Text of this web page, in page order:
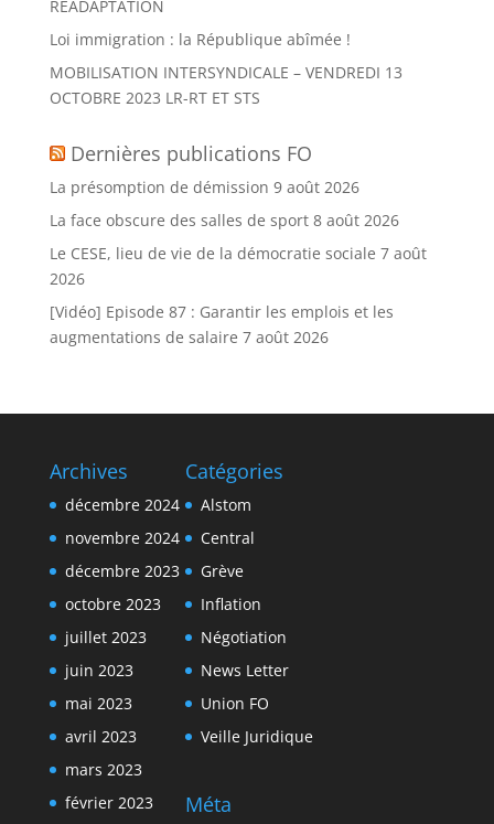
READAPTATION
Loi immigration : la République abîmée !
MOBILISATION INTERSYNDICALE – VENDREDI 13
OCTOBRE 2023 LR-RT ET STS
Dernières publications FO
La présomption de démission 9 août 2026
La face obscure des salles de sport 8 août 2026
Le CESE, lieu de vie de la démocratie sociale 7 août
2026
[Vidéo] Episode 87 : Garantir les emplois et les
augmentations de salaire 7 août 2026
Archives
décembre 2024
novembre 2024
décembre 2023
octobre 2023
juillet 2023
juin 2023
mai 2023
avril 2023
mars 2023
février 2023
Catégories
Alstom
Central
Grève
Inflation
Négotiation
News Letter
Union FO
Veille Juridique
Méta